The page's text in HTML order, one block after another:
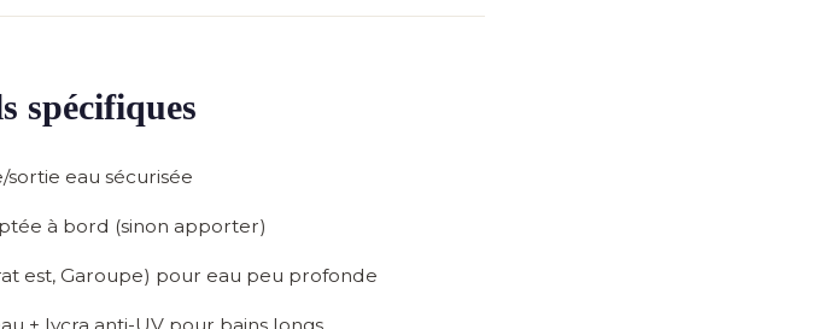
spécifiques
eau sécurisée
à bord (sinon apporter)
est, Garoupe) pour eau peu profonde